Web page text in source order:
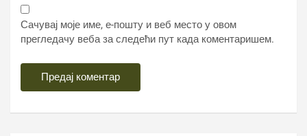
Сачувај моје име, е-пошту и веб место у овом
прегледачу веба за следећи пут када коментаришем.